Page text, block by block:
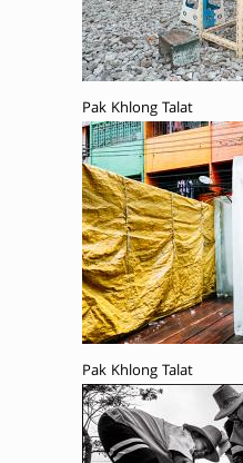
Pak Khlong Talat
Pak Khlong Talat